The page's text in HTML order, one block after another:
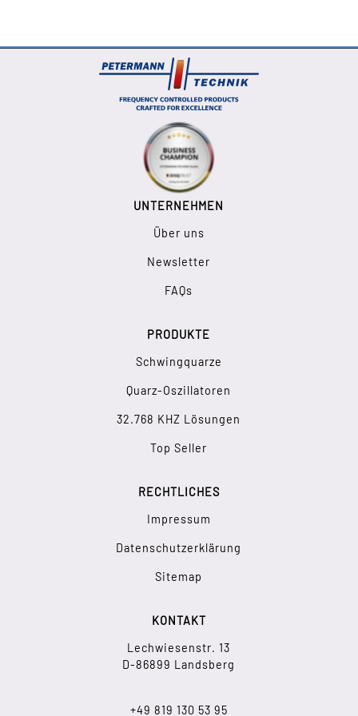
UNTERNEHMEN
Über uns
Newsletter
FAQs
PRODUKTE
Schwingquarze
Quarz-Oszillatoren
32.768 KHZ Lösungen
Top Seller
RECHTLICHES
Impressum
Datenschutzerklärung
Sitemap
KONTAKT
Lechwiesenstr. 13
D-86899 Landsberg
+49 819 130 53 95